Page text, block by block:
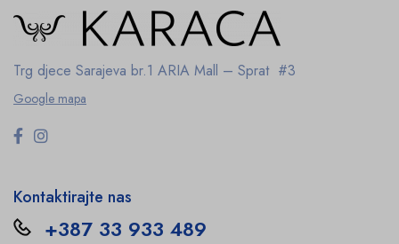
Trg djece Sarajeva br.1 ARIA Mall – Sprat #3
Google mapa
Kontaktirajte nas
+387 33 933 489